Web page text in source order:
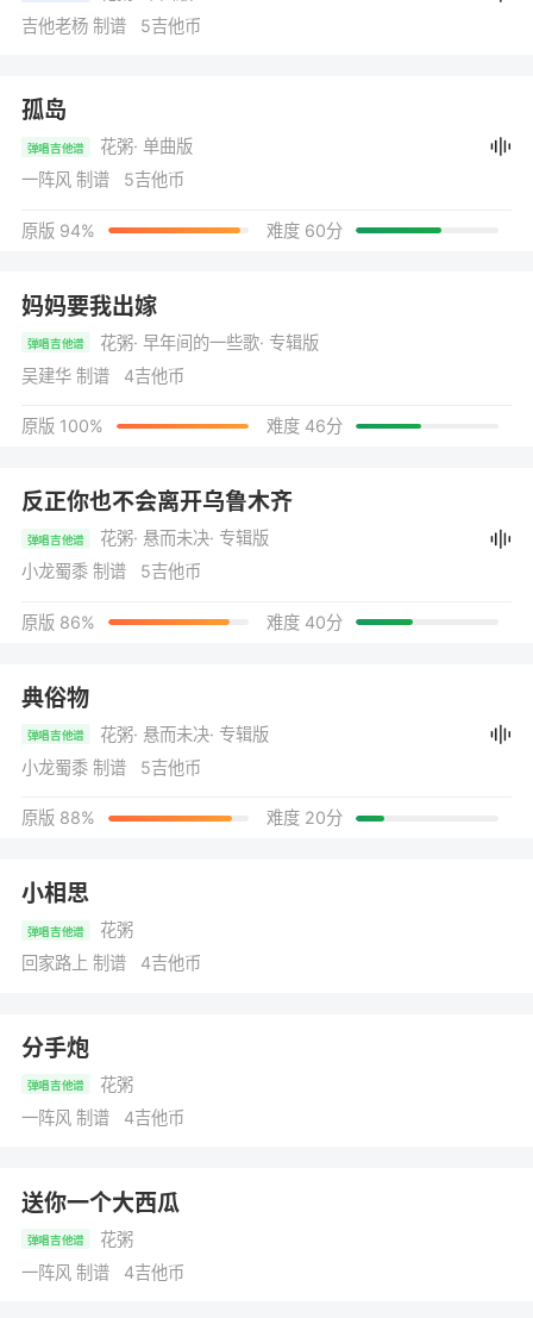
吉他老杨 制谱 5吉他币
孤岛
弹唱吉他谱 花粥· 单曲版
一阵风 制谱 5吉他币
原版 94% 难度 60分
妈妈要我出嫁
弹唱吉他谱 花粥· 早年间的一些歌· 专辑版
吴建华 制谱 4吉他币
原版 100% 难度 46分
反正你也不会离开乌鲁木齐
弹唱吉他谱 花粥· 悬而未决· 专辑版
小龙蜀黍 制谱 5吉他币
原版 86% 难度 40分
典俗物
弹唱吉他谱 花粥· 悬而未决· 专辑版
小龙蜀黍 制谱 5吉他币
原版 88% 难度 20分
小相思
弹唱吉他谱
花粥
回家路上 制谱 4吉他币
分手炮
弹唱吉他谱
花粥
一阵风 制谱 4吉他币
送你一个大西瓜
弹唱吉他谱
花粥
一阵风 制谱 4吉他币